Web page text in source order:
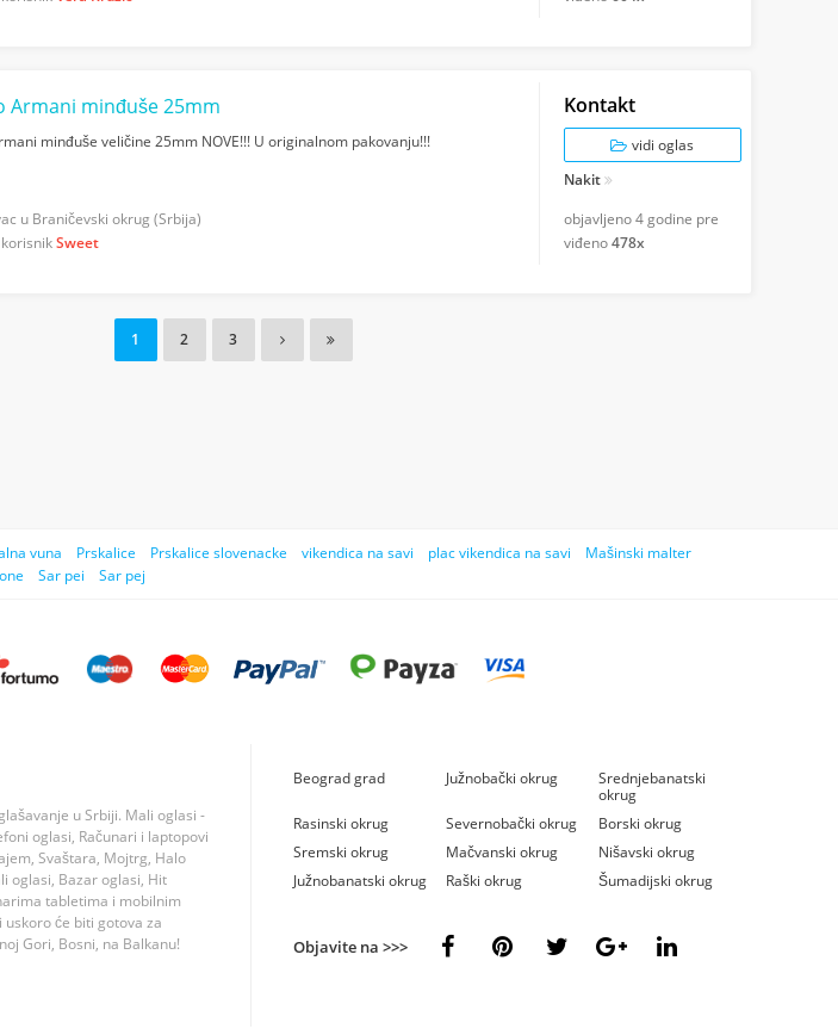
Armani minđuše 25mm
minđuše veličine 25mm NOVE!!! U originalnom pakovanju!!!
u Braničevski okrug (Srbija)
korisnikSweet
Kontakt
vidi oglas
Nakit
objavljeno4 godine pre
viđeno478x
1 2 3
vuna Prskalice Prskalice slovenacke vikendica na savi plac vikendica na savi
Mašinski malter
Sar pei Sar pej
u Srbiji. Mali oglasi -
oglasi, Računari i laptopovi
Svaštara, Mojtrg, Halo
oglasi, Bazar oglasi, Hit
tabletima i mobilnim
će biti gotova za
Gori, Bosni, na Balkanu!
Beograd grad Južnobački okrug
Srednjebanatski
okrug
Rasinski okrug
Severnobački okrug
Borski okrug
Sremski okrug
Mačvanski okrug
Nišavski okrug
Južnobanatski okrug
Raški okrug Šumadijski okrug
Objavite na >>>